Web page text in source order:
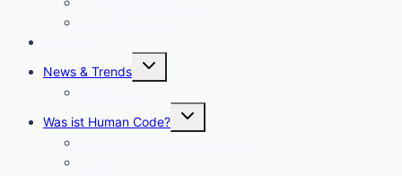
News & Trends
Untermenü
Was ist Human Code?
Untermenü